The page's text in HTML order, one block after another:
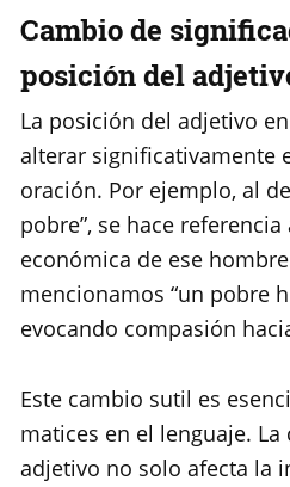
Cambio de
posición del
La posición del adjetivo
alterar significativamente
oración. Por ejemplo, al
pobre”, se hace
económica de ese
mencionamos “un pobre
evocando compasión
Este cambio sutil es
matices en el lenguaje. La
adjetivo no solo afecta la